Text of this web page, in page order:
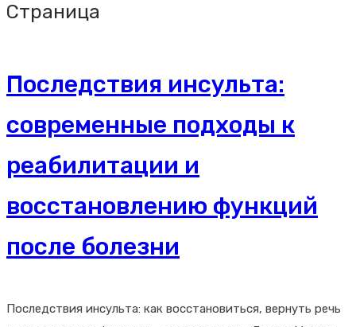
Страница
Последствия инсульта:
современные подходы к
реабилитации и
восстановлению функций
после болезни
Последствия инсульта: как восстановиться, вернуть речь